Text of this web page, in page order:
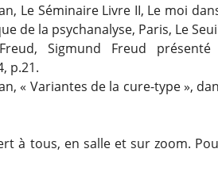
Le Séminaire Livre II, Le moi
de la psychanalyse, Paris, Le
Sigmund Freud
p.21.
« Variantes de la cure-type »,
à tous, en salle et sur zoom.